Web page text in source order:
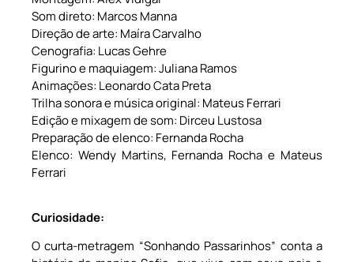
Som direto: Marcos Manna
Direção de arte: Maíra Carvalho
Cenografia: Lucas Gehre
Figurino e maquiagem: Juliana Ramos
Animações: Leonardo Cata Preta
Trilha sonora e música original: Mateus Ferrari
Edição e mixagem de som: Dirceu Lustosa
Preparação de elenco: Fernanda Rocha
Elenco: Wendy Martins, Fernanda Rocha e Mateus
Ferrari
Curiosidade:
O curta-metragem “Sonhando Passarinhos” conta a